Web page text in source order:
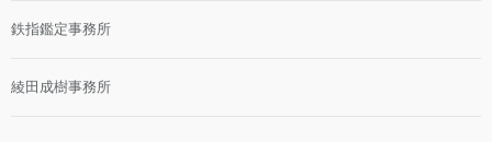
鉄指鑑定事務所
綾田成樹事務所